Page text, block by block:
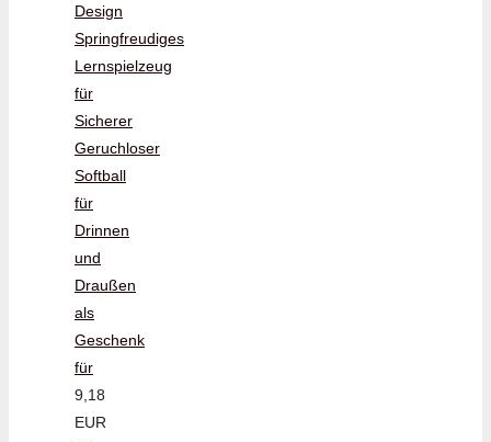
Design
Springfreudiges
Lernspielzeug
für
Sicherer
Geruchloser
Softball
für
Drinnen
und
Draußen
als
Geschenk
für
9,18
EUR